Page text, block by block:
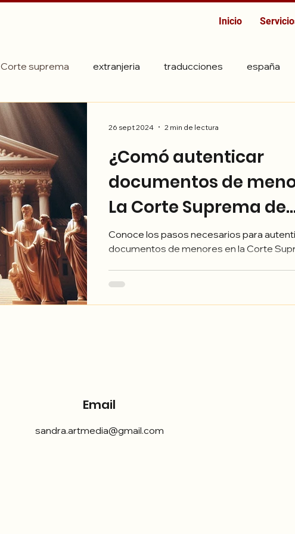
Inicio
Corte suprema extranjeria traducciones españa
¿Comó autenticar
documentos de
La Corte Suprema de
Justicia?
Conoce los pasos necesarios para
documentos de menores en la Corte
26 sept 2024 2 min de lectura
Email
sandra.artmedia@gmail.com